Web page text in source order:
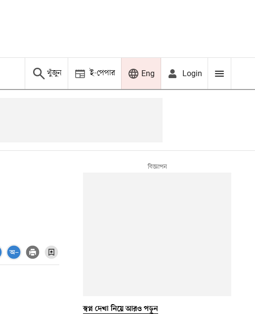
খুঁজুন ই-পেপার Eng Login
স্বপ্ন দেখা নিয়ে আরও পড়ুন